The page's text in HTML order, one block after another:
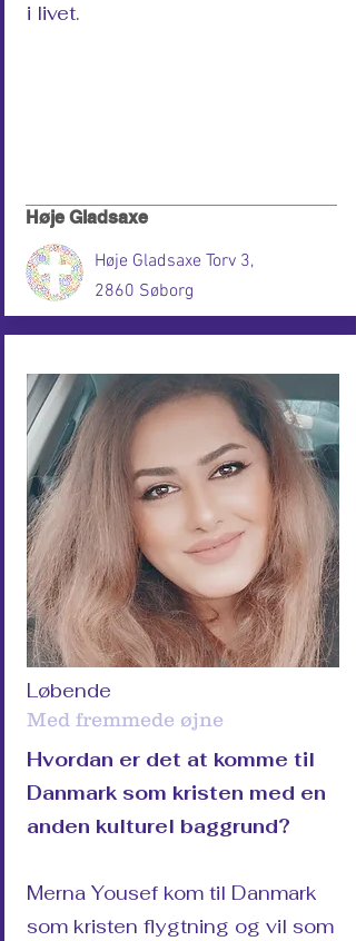
i livet.
Høje Gladsaxe
Høje Gladsaxe Torv 3,
2860 Søborg
Med fremmede øjne
Hvordan er det at komme til
Danmark som kristen med en
anden kulturel baggrund?
Merna Yousef kom til Danmark
som kristen flygtning og vil som
Løbende